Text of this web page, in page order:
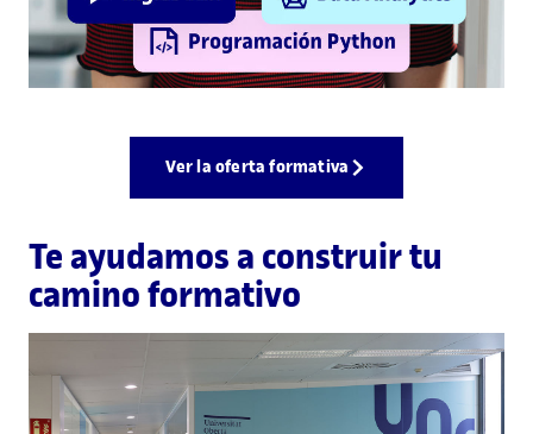
Ver la oferta formativa
Te ayudamos a construir tu
camino formativo